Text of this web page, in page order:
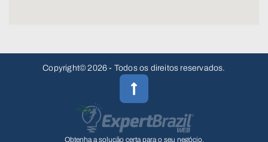
Copyright© 2026 - Todos os direitos reservados.
Obtenha a solução certa para o seu negócio.